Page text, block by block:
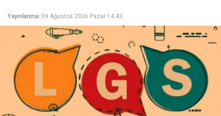
Yayınlanma: 09 Ağustos 2026 Pazar 14:43